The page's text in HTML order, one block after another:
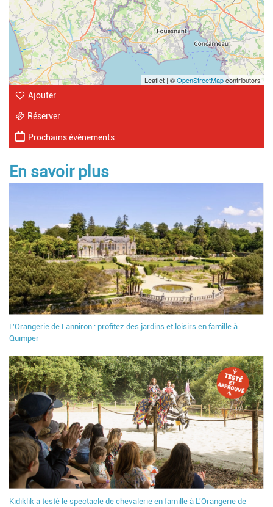
Leaflet | ©OpenStreetMapcontributors
Ajouter
Réserver
Prochains événements
En savoir plus
L'Orangerie de Lanniron : profitez des jardins et loisirs en famille à
Quimper
Kidiklik a testé le spectacle de chevalerie en famille à L'Orangerie de